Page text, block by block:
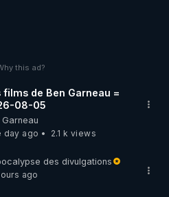
this ad?
films de Ben Garneau =
08-05
Garneau
day ago
2.1 k views
des divulgations
ago